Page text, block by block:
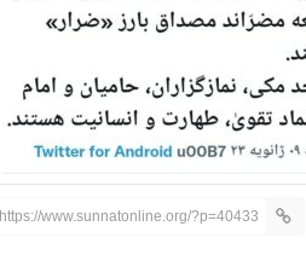
https://www.sunnatonline.org/?p=40433